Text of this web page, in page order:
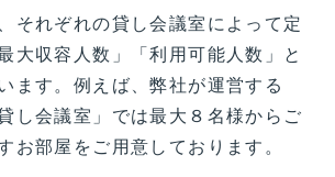
それぞれの貸し会議室によって定
大収容人数」「利用可能人数」と
ます。例えば、弊社が運営する
し会議室」では最大８名様からご
お部屋をご用意しております。